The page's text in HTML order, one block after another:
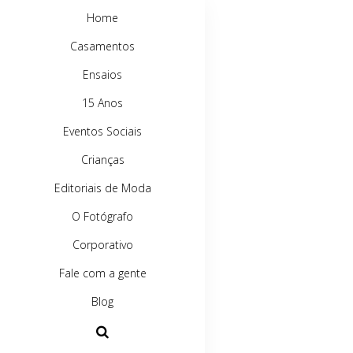
Home
Casamentos
Ensaios
15 Anos
Eventos Sociais
Crianças
Editoriais de Moda
O Fotógrafo
Corporativo
Fale com a gente
Blog